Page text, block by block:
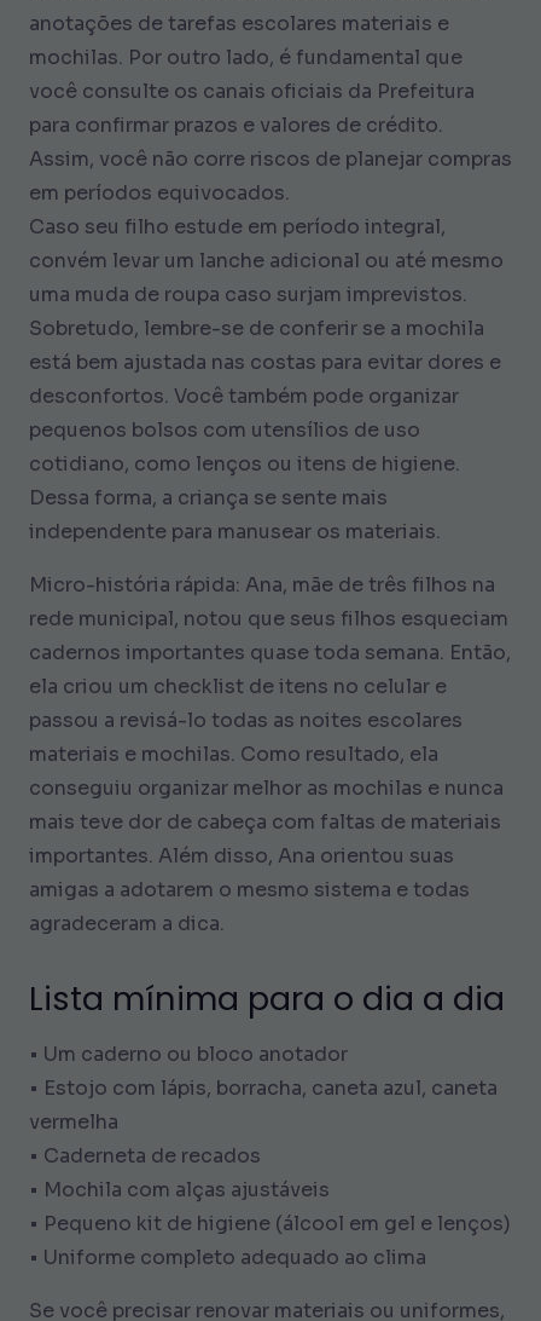
anotações de tarefas escolares materiais e
mochilas. Por outro lado, é fundamental que
você consulte os canais oficiais da Prefeitura
para confirmar prazos e valores de crédito.
Assim, você não corre riscos de planejar compras
em períodos equivocados.
Caso seu filho estude em período integral,
convém levar um lanche adicional ou até mesmo
uma muda de roupa caso surjam imprevistos.
Sobretudo, lembre-se de conferir se a mochila
está bem ajustada nas costas para evitar dores e
desconfortos. Você também pode organizar
pequenos bolsos com utensílios de uso
cotidiano, como lenços ou itens de higiene.
Dessa forma, a criança se sente mais
independente para manusear os materiais.
Micro-história rápida: Ana, mãe de três filhos na
rede municipal, notou que seus filhos esqueciam
cadernos importantes quase toda semana. Então,
ela criou um checklist de itens no celular e
passou a revisá-lo todas as noites escolares
materiais e mochilas. Como resultado, ela
conseguiu organizar melhor as mochilas e nunca
mais teve dor de cabeça com faltas de materiais
importantes. Além disso, Ana orientou suas
amigas a adotarem o mesmo sistema e todas
agradeceram a dica.
Lista mínima para o dia a dia
• Um caderno ou bloco anotador
• Estojo com lápis, borracha, caneta azul, caneta
vermelha
• Caderneta de recados
• Mochila com alças ajustáveis
• Pequeno kit de higiene (álcool em gel e lenços)
• Uniforme completo adequado ao clima
Se você precisar renovar materiais ou uniformes,